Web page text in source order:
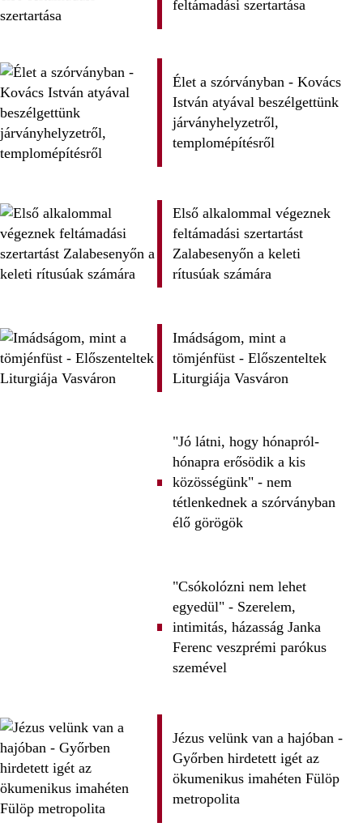
feltámadási szertartása
Élet a szórványban - Kovács
István atyával beszélgettünk
járványhelyzetről,
templomépítésről
Első alkalommal végeznek
feltámadási szertartást
Zalabesenyőn a keleti
rítusúak számára
Imádságom, mint a
tömjénfüst - Előszenteltek
Liturgiája Vasváron
"Jó látni, hogy hónapról-
hónapra erősödik a kis
közösségünk" - nem
tétlenkednek a szórványban
élő görögök
"Csókolózni nem lehet
egyedül" - Szerelem,
intimitás, házasság Janka
Ferenc veszprémi parókus
szemével
Jézus velünk van a hajóban -
Győrben hirdetett igét az
ökumenikus imahéten Fülöp
metropolita